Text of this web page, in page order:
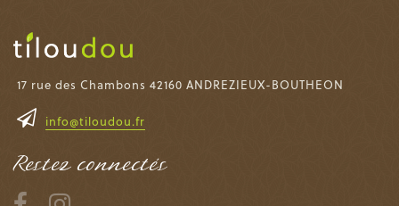
17 rue des Chambons 42160 ANDREZIEUX-BOUTHEON
info@tiloudou.fr
Restez connectés